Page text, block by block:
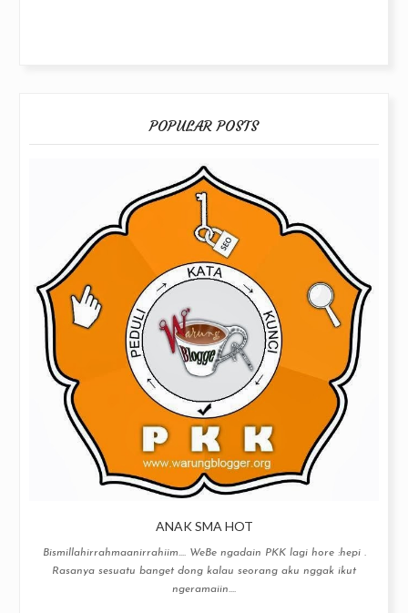
POPULAR POSTS
ANAK SMA HOT
Bismillahirrahmaanirrahiim…. WeBe ngadain PKK lagi hore :hepi .
Rasanya sesuatu banget dong kalau seorang aku nggak ikut
ngeramaiin....